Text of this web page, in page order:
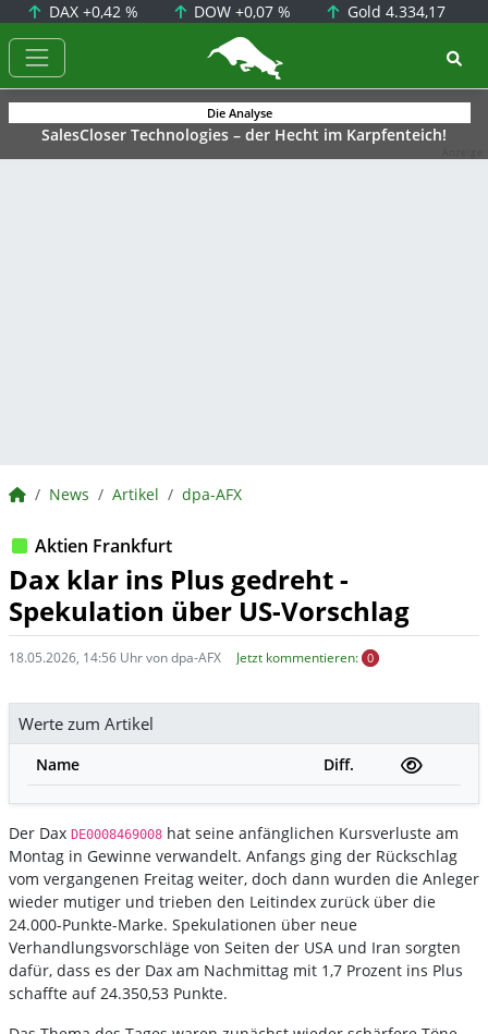
DAX +0,42 % DOW+0,07 % Gold 4.334,17
BörsenNEWS.de
Die Analyse
SalesCloser Technologies – der Hecht im Karpfenteich!
BörsenNEWS.de
News Artikel dpa-AFX
Aktien Frankfurt
Dax klar ins Plus gedreht -
Spekulation über US-Vorschlag
18.05.2026, 14:56 Uhr von dpa-AFX Jetzt kommentieren: 0
Werte zum Artikel
Name Diff.
Der Dax DE0008469008 hat seine anfänglichen Kursverluste am
Montag in Gewinne verwandelt. Anfangs ging der Rückschlag
vom vergangenen Freitag weiter, doch dann wurden die Anleger
wieder mutiger und trieben den Leitindex zurück über die
24.000-Punkte-Marke. Spekulationen über neue
Verhandlungsvorschläge von Seiten der USA und Iran sorgten
dafür, dass es der Dax am Nachmittag mit 1,7 Prozent ins Plus
schaffte auf 24.350,53 Punkte.